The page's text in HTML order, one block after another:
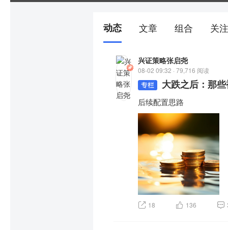
动态 文章 组合 关注
兴证策略张启尧
08-02 09:32 · 79,716 阅读
大跌之后：那
后续配置思路
18 136